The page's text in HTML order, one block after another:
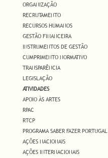
ORGANIZAÇÃO
RECRUTAMENTO
RECURSOS HUMANOS
GESTÃO FINANCEIRA
INSTRUMENTOS DE GESTÃO
CUMPRIMENTO NORMATIVO
TRANSPARÊNCIA
LEGISLAÇÃO
ATIVIDADES
APOIO ÀS ARTES
RPAC
RTCP
PROGRAMA SABER FAZER PORTUGAL
AÇÕES NACIONAIS
AÇÕES INTERNACIONAIS